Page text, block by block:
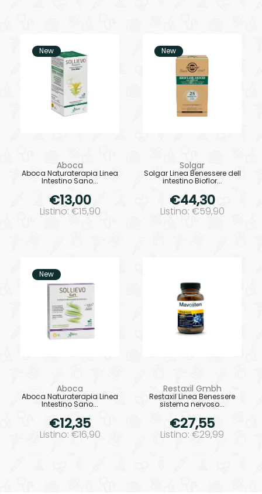
New
Aboca
Aboca Naturaterapia Linea
Intestino Sano...
€13,00
Listino: €15,90
New
Solgar
Solgar Linea Benessere dell
intestino Bioflor...
€44,30
Listino: €59,90
New
Aboca
Aboca Naturaterapia Linea
Intestino Sano...
€12,35
Listino: €16,90
Restaxil Gmbh
Restaxil Linea Benessere
sistema nervoso...
€27,55
Listino: €29,99